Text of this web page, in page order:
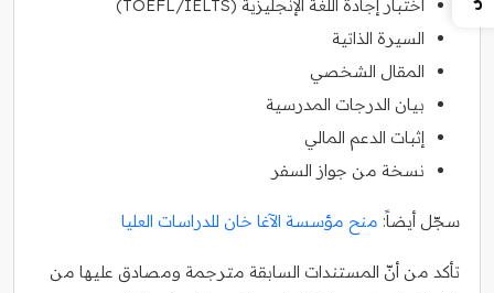
اختبار إجادة اللغة الإنجليزية (TOEFL/IELTS)
السيرة الذاتية
المقال الشخصي
بيان الدرجات المدرسية
إثبات الدعم المالي
نسخة من جواز السفر
سجّل أيضاً: منح مؤسسة الآغا خان للدراسات العليا
تأكد من أنّ المستندات السابقة مترجمة ومصادق عليها من